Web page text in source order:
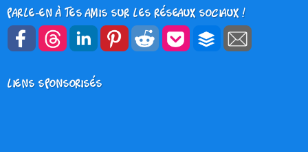
Parle-en à tes amis sur les réseaux sociaux !
Liens sponsorisés